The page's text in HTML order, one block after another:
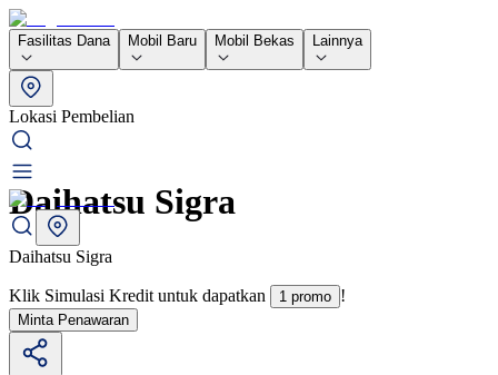
Fasilitas Dana Mobil Baru Mobil Bekas Lainnya
Lokasi Pembelian
Daihatsu Sigra
Daihatsu Sigra
Klik Simulasi Kredit untuk dapatkan 1 promo !
Minta Penawaran